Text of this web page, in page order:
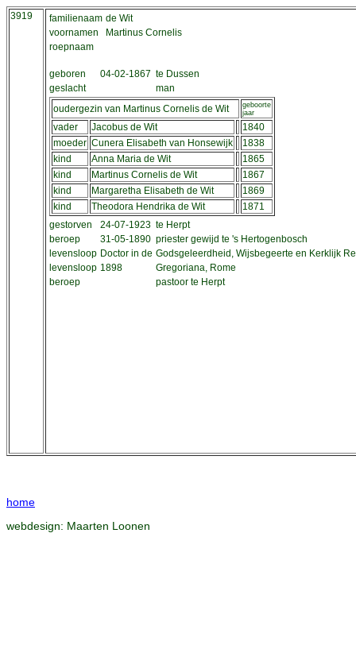
3919 familienaam de Wit
voornamen
Martinus Cornelis
roepnaam
geboren 04-02-1867 te Dussen
geslacht
man
oudergezin van Martinus Cornelis de Wit
geboorte
jaar
vader Jacobus de Wit
1840
moeder Cunera Elisabeth van Honsewijk
1838
kind
Anna Maria de Wit
1865
kind
Martinus Cornelis de Wit
1867
kind
Margaretha Elisabeth de Wit
1869
kind
Theodora Hendrika de Wit
1871
gestorven
24-07-1923 te Herpt
beroep
31-05-1890 priester gewijd te 's Hertogenbosch
levensloop Doctor in de Godsgeleerdheid, Wijsbegeerte en Kerklijk
levensloop 1898
Gregoriana, Rome
beroep
pastoor te Herpt
home
webdesign: Maarten Loonen